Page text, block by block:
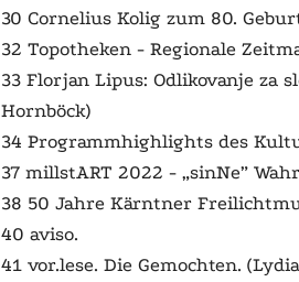
30 Cornelius Kolig zum 80.
32 Topotheken - Regionale
33 Florjan Lipus:Odlikovanje za
Hornböck)
34 Programmhighlights des
37 millstART 2022 - „sinNe”
38 50 Jahre Kärntner
40 aviso.
41 vor.lese. Die Gemochten.